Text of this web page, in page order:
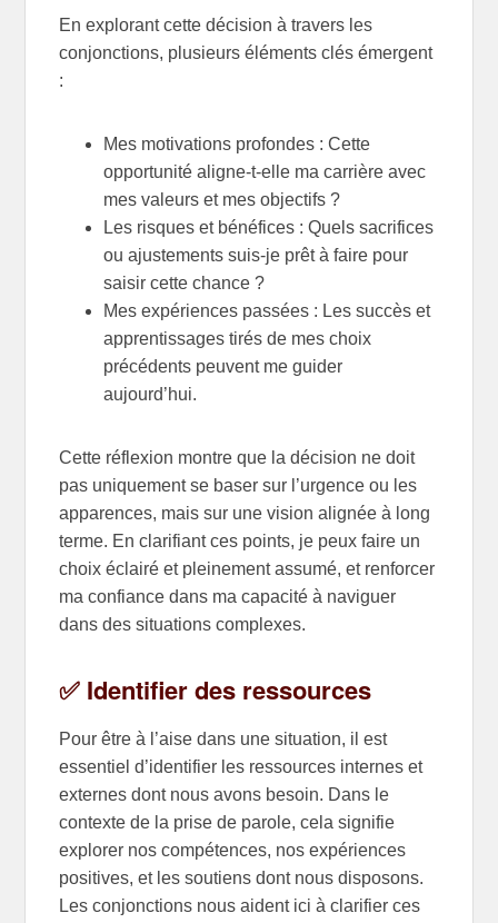
En explorant cette décision à travers les
conjonctions, plusieurs éléments clés émergent
:
Mes motivations profondes : Cette
opportunité aligne-t-elle ma carrière avec
mes valeurs et mes objectifs ?
Les risques et bénéfices : Quels sacrifices
ou ajustements suis-je prêt à faire pour
saisir cette chance ?
Mes expériences passées : Les succès et
apprentissages tirés de mes choix
précédents peuvent me guider
aujourd’hui.
Cette réflexion montre que la décision ne doit
pas uniquement se baser sur l’urgence ou les
apparences, mais sur une vision alignée à long
terme. En clarifiant ces points, je peux faire un
choix éclairé et pleinement assumé, et renforcer
ma confiance dans ma capacité à naviguer
dans des situations complexes.
✅ Identifier des ressources
Pour être à l’aise dans une situation, il est
essentiel d’identifier les ressources internes et
externes dont nous avons besoin. Dans le
contexte de la prise de parole, cela signifie
explorer nos compétences, nos expériences
positives, et les soutiens dont nous disposons.
Les conjonctions nous aident ici à clarifier ces